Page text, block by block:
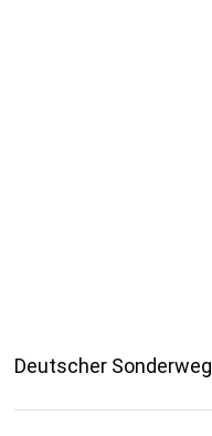
Deutscher Sonderweg